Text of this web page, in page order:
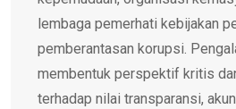
lembaga pemerhati kebijakan
pemberantasan korupsi.
membentuk perspektif kritis
terhadap nilai transparansi,